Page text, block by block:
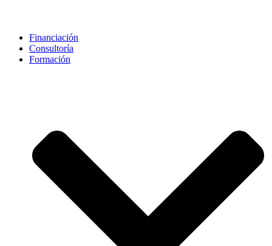
Financiación
Consultoría
Formación